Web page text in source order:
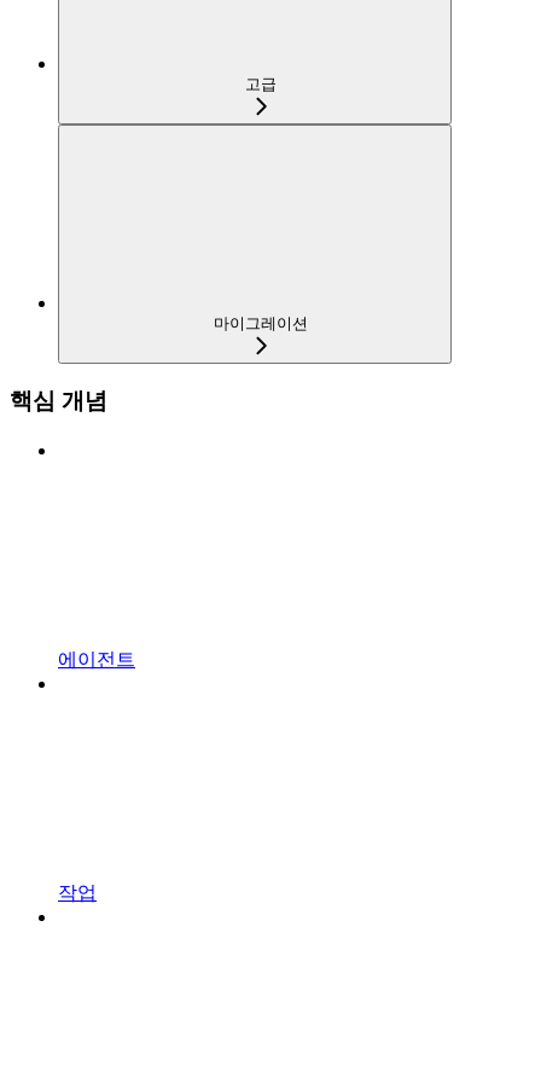
고급
마이그레이션
핵심 개념
에이전트
작업